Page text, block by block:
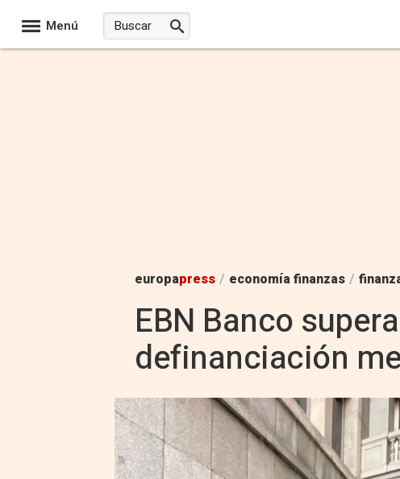
Menú
europapress / economía finanzas /
EBN Banco
definanciación